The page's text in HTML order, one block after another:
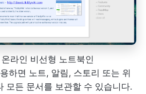
온라인 비선형 노트북인
하면 노트, 알림, 스토리 또는 위
모든 문서를 보관할 수 있습니다.